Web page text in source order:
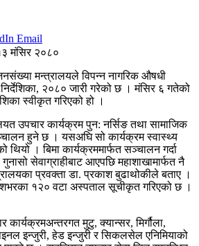
Email
मंसिर २०८०
मन्त्रालयले विपन्न नागरिक औषधी
, २०८० जारी गरेको छ । मंसिर ६ गतेको
स्वीकृत गरिएको हो ।
उपचार कार्यक्रम पुन:नर्सिङ तथा सामाजिक
हुने छ । यसअघि सो कार्यक्रम स्वास्थ्य
थियो । बिमा कार्यक्रममार्फत सञ्चालन गर्दा
सेवाग्राहीबाट आएपछि महाशाखामार्फत नै
प्रवक्ता डा.प्रकाश बुढाथोकीले बताए ।
१२० वटा अस्पताल सूचीकृत गरिएको छ ।
कार्यक्रमअन्तरगत मुटु,क्यान्सर,मिर्गौला,
इन्जुरी,हेड इन्जुरी र सिकलसेल एनिमियाको